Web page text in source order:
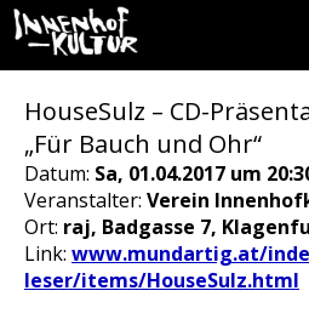
HouseSulz – CD-
„Für Bauch und Ohr“
Datum: Sa, 01.04.2017 um
Veranstalter: Verein
Ort: raj, Badgasse 7,
Link: www.mundartig.at/
leser/items/HouseSulz.html